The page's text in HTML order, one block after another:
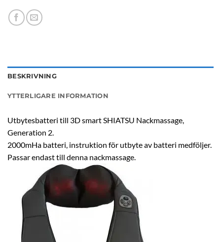
BESKRIVNING
YTTERLIGARE INFORMATION
Utbytesbatteri till 3D smart SHIATSU Nackmassage,
Generation 2.
2000mHa batteri, instruktion för utbyte av batteri medföljer.
Passar endast till denna nackmassage.